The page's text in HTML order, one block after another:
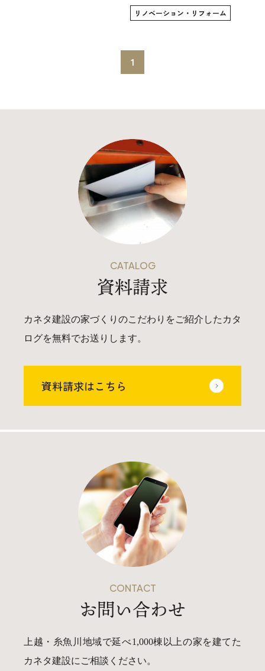
本社
〒941-0062 新潟県糸魚川市中央2-4-2
0120-470-456 (フリーダイヤル)
〒942-0072 新潟県上越市栄町2-11-40 1F
0120-696-711 (フリーダイヤル)
リノベーション・リフォーム
1
CATALOG
資料請求
カネタ建設の家づくりのこだわりをご紹介したカタ
ログを無料でお送りします。
資料請求はこちら
CONTACT
お問い合わせ
上越・糸魚川地域で延べ1,000棟以上の家を建てた
カネタ建設にご相談ください。